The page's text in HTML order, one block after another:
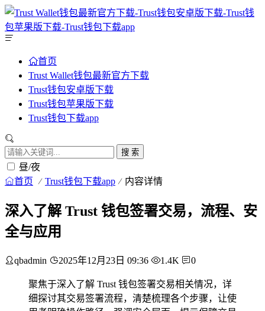
首页
Trust Wallet钱包最新官方下载
Trust钱包安卓版下载
Trust钱包苹果版下载
Trust钱包下载app
搜 索
昼/夜
首页 Trust钱包下载app 内容详情
深入了解 Trust 钱包签署交易，流程、安
全与应用
qbadmin 2025年12月23日 09:36 1.4K 0
聚焦于深入了解 Trust 钱包签署交易相关情况，详
细探讨其交易签署流程，清楚梳理各个步骤，让使